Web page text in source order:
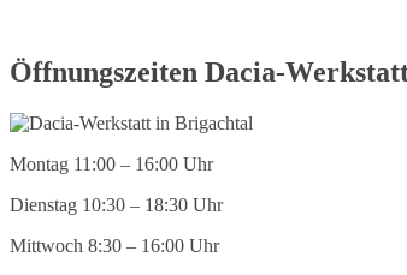
Öffnungszeiten Dacia-
Montag 11:00 – 16:00 Uhr
Dienstag 10:30 – 18:30 Uhr
Mittwoch 8:30 – 16:00 Uhr